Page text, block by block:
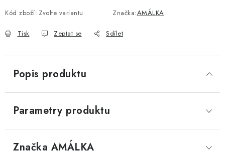
Kód zboží: Zvolte variantu Značka:AMÁLKA
Tisk Zeptat se Sdílet
Popis produktu
Parametry produktu
Značka AMÁLKA